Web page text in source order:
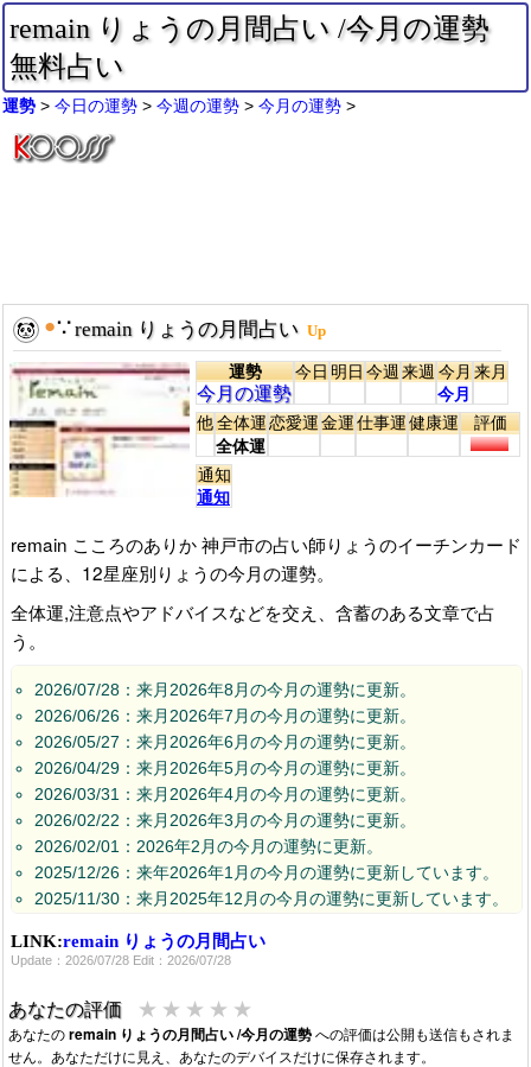
remain りょうの月間占い /今月の運勢
無料占い
運勢 今日の運勢 今週の運勢 今月の運勢
●∵remain りょうの月間占い Up
運勢
今月の運勢
今日明日今週来週今月
今月
来月
他全体運
全体運
恋愛運金運仕事運健康運 評価
通知
通知
remain こころのありか 神戸市の占い師りょうのイーチンカード
による、12星座別りょうの今月の運勢。
全体運,注意点やアドバイスなどを交え、含蓄のある文章で占
う。
2026/07/28：来月2026年8月の今月の運勢に更新。
2026/06/26：来月2026年7月の今月の運勢に更新。
2026/05/27：来月2026年6月の今月の運勢に更新。
2026/04/29：来月2026年5月の今月の運勢に更新。
2026/03/31：来月2026年4月の今月の運勢に更新。
2026/02/22：来月2026年3月の今月の運勢に更新。
2026/02/01：2026年2月の今月の運勢に更新。
2025/12/26：来年2026年1月の今月の運勢に更新しています。
2025/11/30：来月2025年12月の今月の運勢に更新しています。
2025/09/29：来月2025年10月の今月の運勢に更新しています。
2025/07/24：来月2025年8月の今月の運勢に更新しています。
2025/06/27：来月2025年7月の運勢に更新しています。
2025/05/29：来月2025年6月の運勢に更新しています。
LINK:remain りょうの月間占い
Update：2026/07/28 Edit：2026/07/28
あなたの評価 ★ ★ ★ ★ ★
あなたのremain りょうの月間占い /今月の運勢への評価は公開も送信もされま
せん。あなただけに見え、あなたのデバイスだけに保存されます。